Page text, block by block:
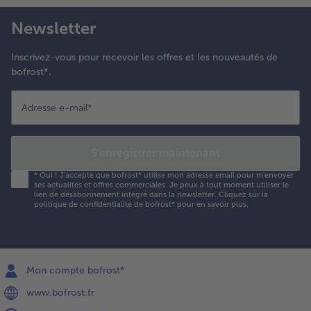
Newsletter
Inscrivez-vous pour recevoir les offres et les nouveautés de
bofrost*.
Adresse e-mail*
* Oui ! J'accepte que bofrost* utilise mon adresse email pour m'envoyer
ses actualités et offres commerciales. Je peux à tout moment utiliser le
lien de désabonnement intégré dans la newsletter. Cliquez sur la
politique de confidentialité de bofrost* pour en savoir plus.
Mon compte bofrost*
www.bofrost.fr